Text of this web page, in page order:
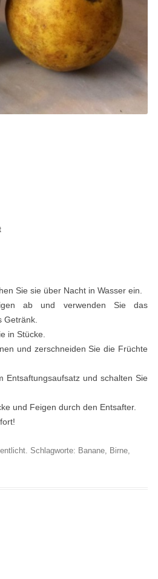
Sie sie über Nacht in Wasser ein.
ab und verwenden Sie das
Getränk.
in Stücke.
und zerschneiden Sie die Früchte
Entsaftungsaufsatz und schalten Sie
und Feigen durch den Entsafter.
Schlagworte: Banane Birne